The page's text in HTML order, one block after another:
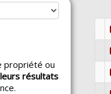
propriété ou
résultats